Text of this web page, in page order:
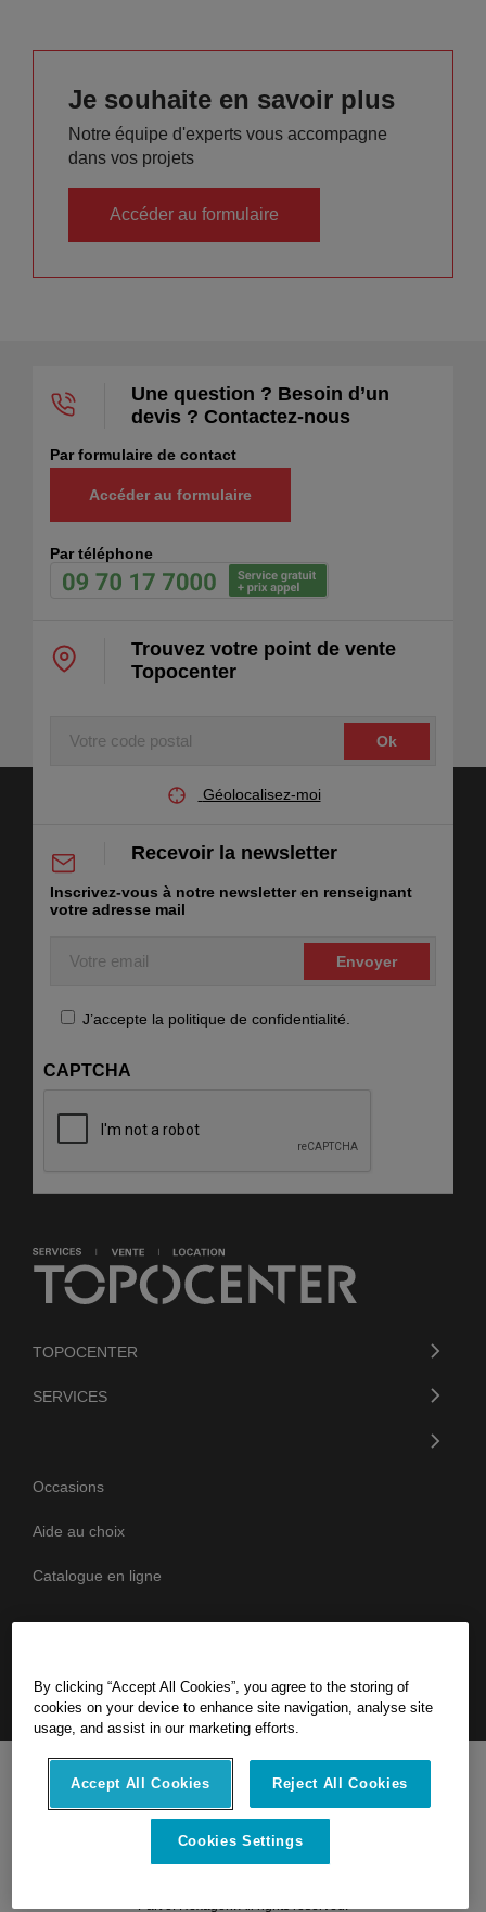
Je souhaite en savoir plus
Notre équipe d'experts vous accompagne
dans vos projets
Accéder au formulaire
Une question ? Besoin d’un
devis ? Contactez-nous
Par formulaire de contact
Accéder au formulaire
Par téléphone
Trouvez votre point de vente
Topocenter
Votre
code
Géolocalisez-moi
Recevoir la newsletter
Inscrivez-vous à notre newsletter en renseignant
votre adresse mail
Votre
email
CAPTCHA
RGPDJ’accepte la politique de confidentialité.
TOPOCENTER
SERVICES
Occasions
Aide au choix
Catalogue en ligne
Littérature juridique
Ethics
Part of Hexagon. All rights reserved.
By clicking “Accept All Cookies”, you agree to the storing of
cookies on your device to enhance site navigation, analyse site
usage, and assist in our marketing efforts.
Accept All Cookies Reject All Cookies
Cookies Settings